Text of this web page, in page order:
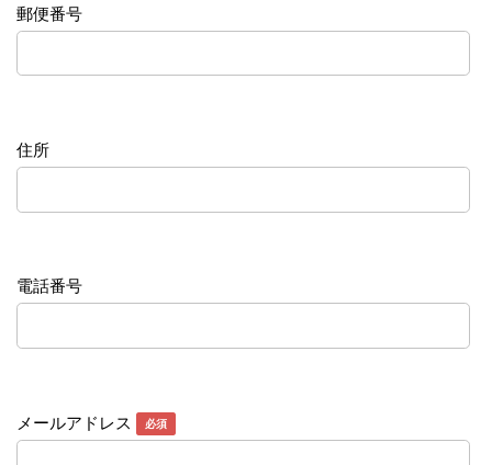
郵便番号
住所
電話番号
メールアドレス 必須